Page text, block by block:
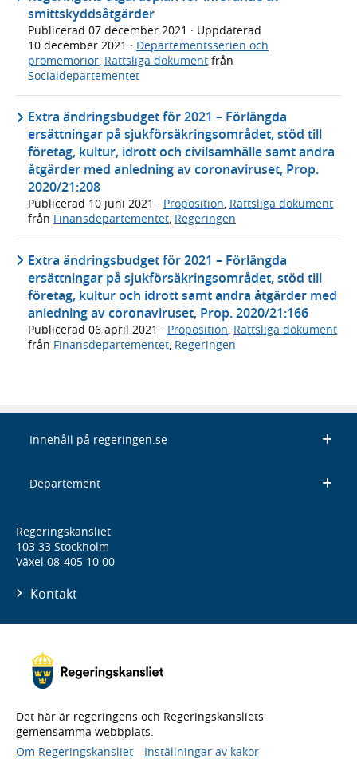
smittskyddsåtgärder
Publicerad 07 december 2021 · Uppdaterad
10 december 2021 · Departementsserien och
promemorior Rättsliga dokument från
Socialdepartementet
Extra ändringsbudget för 2021 – Förlängda
ersättningar på sjukförsäkringsområdet, stöd till
företag, kultur, idrott och civilsamhälle samt andra
åtgärder med anledning av coronaviruset, Prop.
2020/21:208
Publicerad 10 juni 2021 · Proposition, Rättsliga dokument
från Finansdepartementet, Regeringen
Extra ändringsbudget för 2021 – Förlängda
ersättningar på sjukförsäkringsområdet, stöd till
företag, kultur och idrott samt andra åtgärder med
anledning av coronaviruset, Prop. 2020/21:166
Publicerad 06 april 2021 · Proposition, Rättsliga dokument
från Finansdepartementet, Regeringen
Innehåll på regeringen.se
Departement
Regeringskansliet
103 33 Stockholm
Växel 08-405 10 00
Kontakt
Det här är regeringens och Regeringskansliets
gemensamma webbplats.
Om Regeringskansliet
Inställningar av kakor